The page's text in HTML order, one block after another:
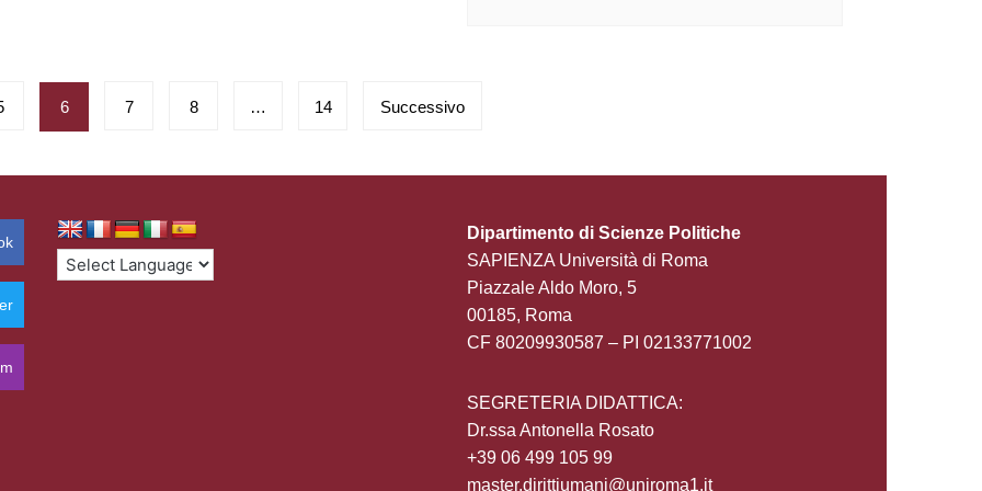
6 7 8 … 14 Successivo
Dipartimento di Scienze Politiche
SAPIENZA Università di Roma
Piazzale Aldo Moro, 5
00185, Roma
CF 80209930587 – PI 02133771002
SEGRETERIA DIDATTICA:
Dr.ssa Antonella Rosato
+39 06 499 105 99
master.dirittiumani@uniroma1.it